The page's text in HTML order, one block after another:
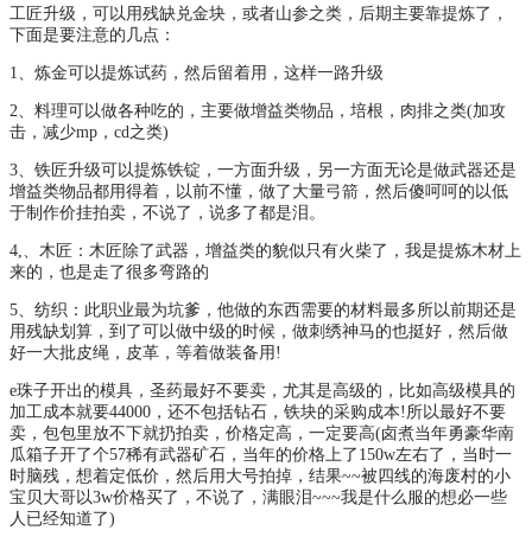
工匠升级，可以用残缺兑金块，或者山参之类，后期主要靠提炼了，
下面是要注意的几点：
1、炼金可以提炼试药，然后留着用，这样一路升级
2、料理可以做各种吃的，主要做增益类物品，培根，肉排之类(加攻
击，减少mp，cd之类)
3、铁匠升级可以提炼铁锭，一方面升级，另一方面无论是做武器还是
增益类物品都用得着，以前不懂，做了大量弓箭，然后傻呵呵的以低
于制作价挂拍卖，不说了，说多了都是泪。
4,、木匠：木匠除了武器，增益类的貌似只有火柴了，我是提炼木材上
来的，也是走了很多弯路的
5、纺织：此职业最为坑爹，他做的东西需要的材料最多所以前期还是
用残缺划算，到了可以做中级的时候，做刺绣神马的也挺好，然后做
好一大批皮绳，皮革，等着做装备用!
e珠子开出的模具，圣药最好不要卖，尤其是高级的，比如高级模具的
加工成本就要44000，还不包括钻石，铁块的采购成本!所以最好不要
卖，包包里放不下就扔拍卖，价格定高，一定要高(卤煮当年勇豪华南
瓜箱子开了个57稀有武器矿石，当年的价格上了150w左右了，当时一
时脑残，想着定低价，然后用大号拍掉，结果~~被四线的海废村的小
宝贝大哥以3w价格买了，不说了，满眼泪~~~我是什么服的想必一些
人已经知道了)